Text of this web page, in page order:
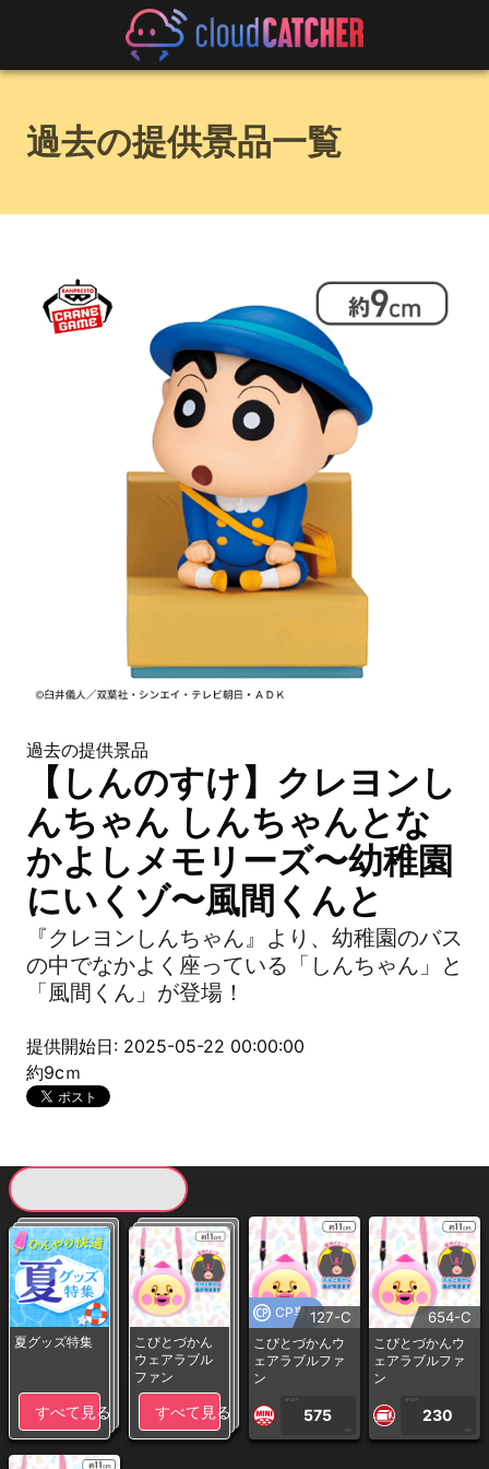
過去の提供景品一覧
過去の提供景品
【しんのすけ】クレヨンし
んちゃん しんちゃんとな
かよしメモリーズ〜幼稚園
にいくゾ〜風間くんと
『クレヨンしんちゃん』より、幼稚園のバス
の中でなかよく座っている「しんちゃん」と
「風間くん」が登場！
提供開始日: 2025-05-22 00:00:00
約9cｍ
夏グッズ特集
すべて見る
こびとづかん
ウェアラブル
ファン
すべて見る
CP専用127-C
こびとづかんウ
ェアラブルファ
ン
1PLAY
575
CP
654-C
こびとづかんウ
ェアラブルファ
ン
1PLAY
230
CP